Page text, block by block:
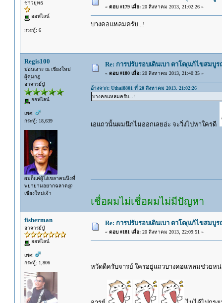
ชาวยุทธ
ออฟไลน์
กระทู้: 6
« ตอบ #179 เมื่อ:20 สิงหาคม 2013, 21:02:26 »
บางคอแหลมครับ...!
Regis100
ม่อนเงาะ ณ เชียงใหม่
ผู้คุมกฎ
อาจารย์ปู่
ออฟไลน์
เพศ:
กระทู้: 18,639
ผมก็แค่ผู้โง่เขลาคนนึงที่
พยายามอยากฉลาด@
เชียงใหม่เจ้า
Re: การปรับรอบเดินเบา ตาโต(แก้ไขสมบู
« ตอบ #180 เมื่อ:20 สิงหาคม 2013, 21:40:35 »
อ้างจาก: Uthai8801 ที่ 20 สิงหาคม 2013, 21:02:26
บางคอแหลมครับ...!
เอแถวนั้นผมนึกไม่ออกเลยอ่ะ จะวิ่งไปหาใครดี
เชื่อผมไม่เชื่อผมไม่มีปัญหา
fisherman
อาจารย์ปู่
ออฟไลน์
เพศ:
กระทู้: 1,806
Re: การปรับรอบเดินเบา ตาโต(แก้ไขสมบู
« ตอบ #181 เมื่อ:20 สิงหาคม 2013, 22:09:51 »
หวัดดีครับจารย์ ใครอยู่แถวบางคอแหลมช่วยหน่